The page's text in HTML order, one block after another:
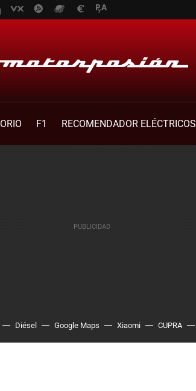
F1
RECOMENDADOR ELÉCTRICOS
Diésel Google Maps Xiaomi CUPRA